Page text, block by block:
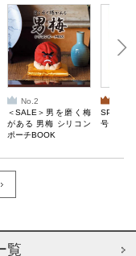
No.2
＜SALE＞男を磨く梅
がある 男梅 シリコン
ポーチBOOK
号
覧